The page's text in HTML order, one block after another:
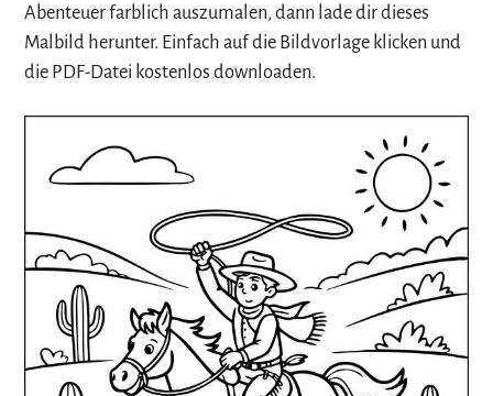
Abenteuer farblich auszumalen, dann lade dir dieses
Malbild herunter. Einfach auf die Bildvorlage klicken und
die PDF-Datei kostenlos downloaden.